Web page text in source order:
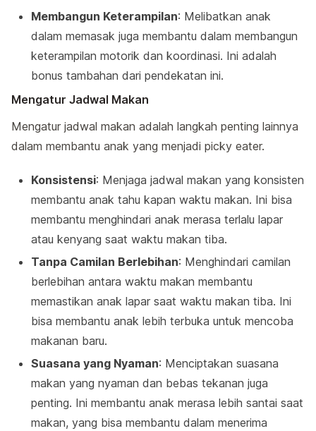
Membangun Keterampilan: Melibatkan anak
dalam memasak juga membantu dalam membangun
keterampilan motorik dan koordinasi. Ini adalah
bonus tambahan dari pendekatan ini.
Mengatur Jadwal Makan
Mengatur jadwal makan adalah langkah penting lainnya
dalam membantu anak yang menjadi picky eater.
Konsistensi: Menjaga jadwal makan yang konsisten
membantu anak tahu kapan waktu makan. Ini bisa
membantu menghindari anak merasa terlalu lapar
atau kenyang saat waktu makan tiba.
Tanpa Camilan Berlebihan: Menghindari camilan
berlebihan antara waktu makan membantu
memastikan anak lapar saat waktu makan tiba. Ini
bisa membantu anak lebih terbuka untuk mencoba
makanan baru.
Suasana yang Nyaman: Menciptakan suasana
makan yang nyaman dan bebas tekanan juga
penting. Ini membantu anak merasa lebih santai saat
makan, yang bisa membantu dalam menerima